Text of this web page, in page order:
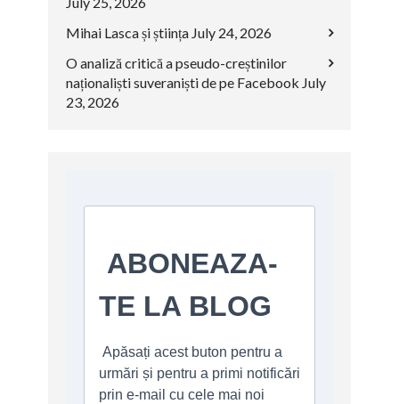
Mihai Lasca și știința July 24, 2026
O analiză critică a pseudo-creștinilor
naționaliști suveraniști de pe Facebook July
23, 2026